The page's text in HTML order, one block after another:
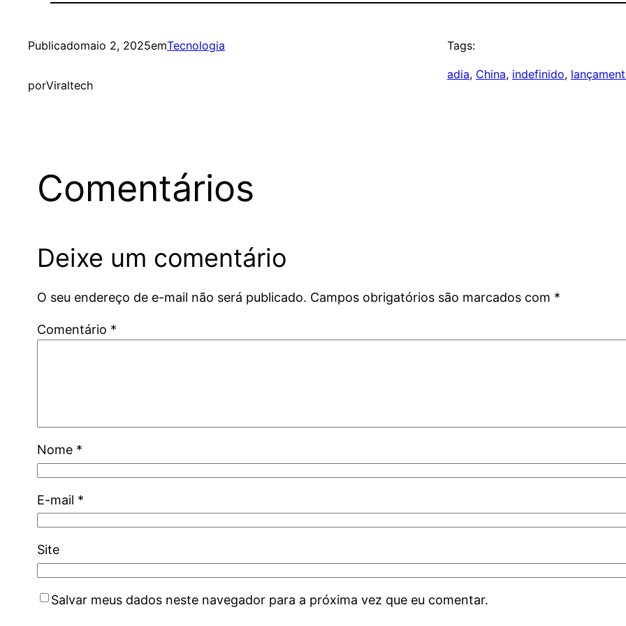
Publicadomaio 2, 2025emTecnologia
porViraltech
Tags:
adia, China, indefinido,
Comentários
Deixe um comentário
O seu endereço de e-mail não será publicado. Campos obrigatórios são marcados com *
Comentário *
Nome *
E-mail *
Site
Salvar meus dados neste navegador para a próxima vez que eu comentar.